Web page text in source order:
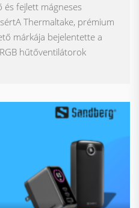
és fejlett mágneses
Thermaltake, prémium
márkája bejelentette a
hűtőventilátorok